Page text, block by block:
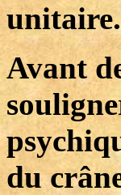
unitaire.
Avant
du